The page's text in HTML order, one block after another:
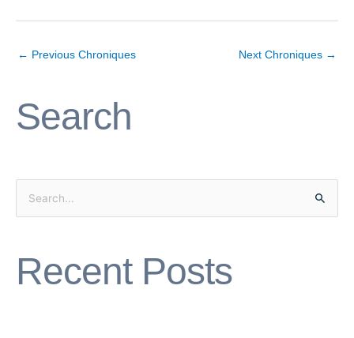
← Previous Chroniques Next Chroniques →
Search
cRecent Posts